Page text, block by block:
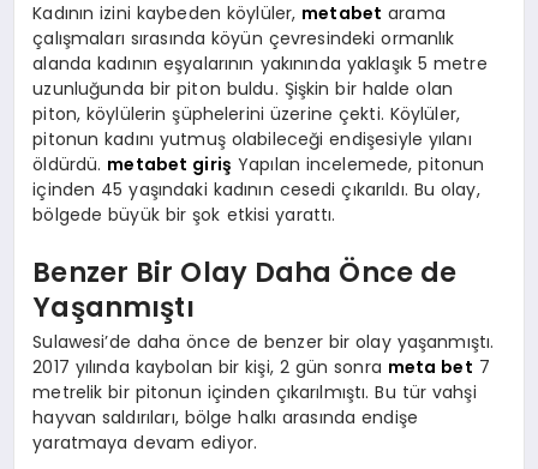
Kadının izini kaybeden köylüler, metabet arama
çalışmaları sırasında köyün çevresindeki ormanlık
alanda kadının eşyalarının yakınında yaklaşık 5 metre
uzunluğunda bir piton buldu. Şişkin bir halde olan
piton, köylülerin şüphelerini üzerine çekti. Köylüler,
pitonun kadını yutmuş olabileceği endişesiyle yılanı
öldürdü. metabet giriş Yapılan incelemede, pitonun
içinden 45 yaşındaki kadının cesedi çıkarıldı. Bu olay,
bölgede büyük bir şok etkisi yarattı.
Benzer Bir Olay Daha Önce de
Yaşanmıştı
Sulawesi’de daha önce de benzer bir olay yaşanmıştı.
2017 yılında kaybolan bir kişi, 2 gün sonra meta bet 7
metrelik bir pitonun içinden çıkarılmıştı. Bu tür vahşi
hayvan saldırıları, bölge halkı arasında endişe
yaratmaya devam ediyor.